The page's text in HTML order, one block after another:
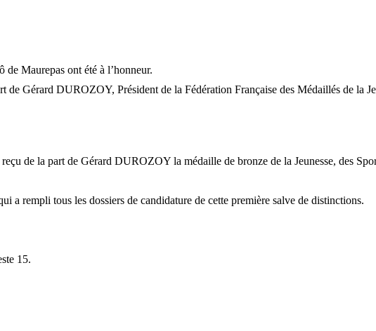
Maurepas ont été à l’honneur.
Gérard DUROZOY, Président de la Fédération Française des Médaillés de la
de la part de Gérard DUROZOY la médaille de bronze de la Jeunesse, des
a rempli tous les dossiers de candidature de cette première salve de distinctions.
15.